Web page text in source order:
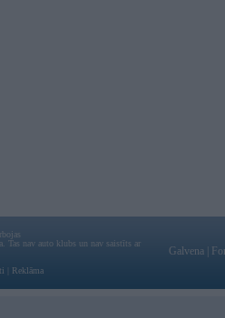
Tas nav auto klubs un nav saistīts ar
Reklāma
Galvena